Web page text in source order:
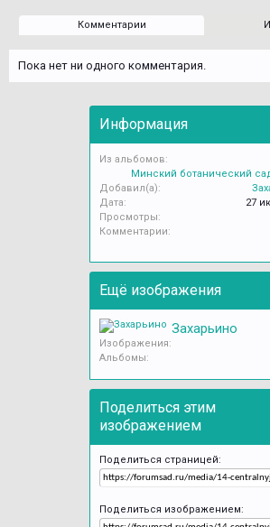
Комментарии
Пока нет ни одного комментария.
Информация
Из альбомов:
Минский ботанический
Добавил(а):
Дата:
27
Просмотры:
Комментарии:
Ещё изображения
Захарьино
Изображения:
Альбомы:
Поделиться этим
изображением
Поделиться страницей:
Поделиться изображением: